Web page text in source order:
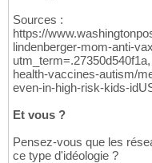
Sources :
https://
lindenberger-mom-anti-
health-vaccines-autism/
even-in-high-risk-kids-
Et vous ?
Pensez-vous que les
ce type d'idéologie ?